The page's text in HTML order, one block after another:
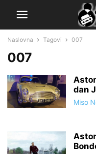
Naslovna Tagovi 007
007
dan
Miso